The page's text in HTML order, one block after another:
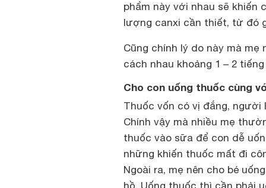
phẩm này với nhau sẽ khiến
lượng canxi cần thiết, từ đó
Cũng chính lý do này mà
cách nhau khoảng 1 – 2
Cho con uống thuốc cùng
Thuốc vốn có vị đắng,
Chính vậy mà nhiều mẹ
thuốc vào sữa để con dễ
những khiến thuốc mất đi
Ngoài ra, mẹ nên cho bé
hồ. Uống thuốc thì cần phải